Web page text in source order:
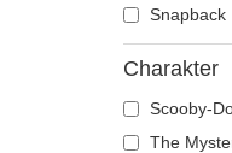
Hai
Harry Potter
Snapback
Charakter
Scooby-
The